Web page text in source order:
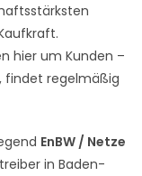
hier um Kunden –
findet regelmäßig
EnBW / Netze
in Baden-